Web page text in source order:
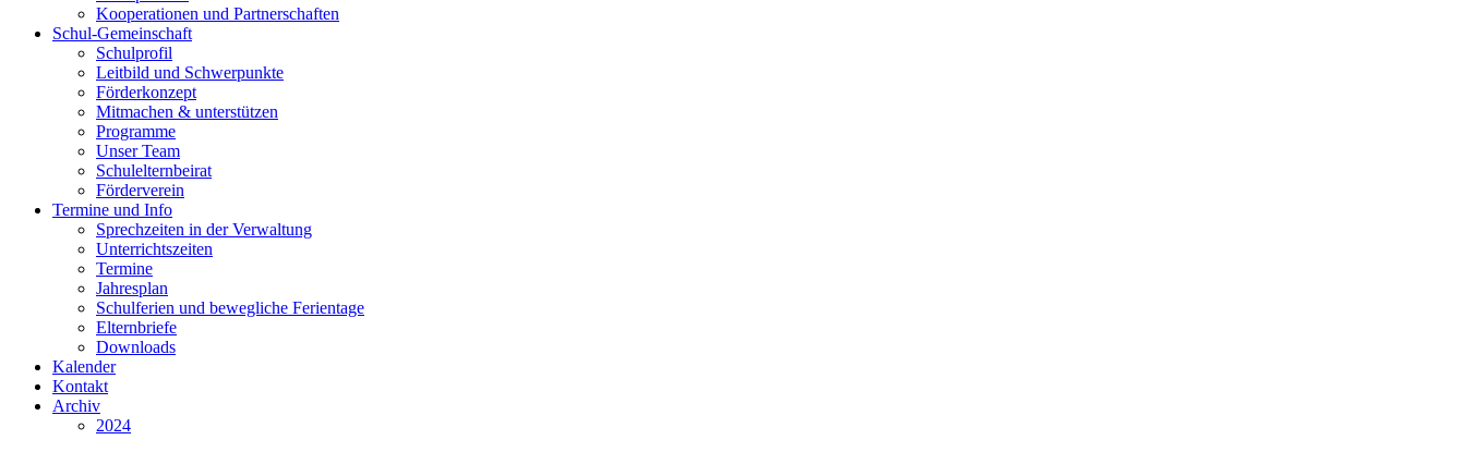
Kooperationen und Partnerschaften
Schul-Gemeinschaft
Schulprofil
Leitbild und Schwerpunkte
Förderkonzept
Mitmachen & unterstützen
Programme
Unser Team
Schulelternbeirat
Förderverein
Termine und Info
Sprechzeiten in der Verwaltung
Unterrichtszeiten
Termine
Jahresplan
Schulferien und bewegliche Ferientage
Elternbriefe
Downloads
Kalender
Kontakt
Archiv
2024